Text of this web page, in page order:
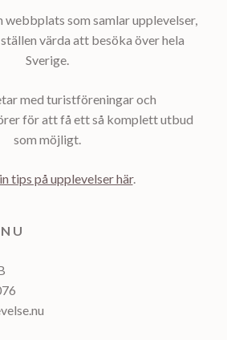
webbplats som samlar upplevelser,
värda att besöka över hela
Sverige.
med turistföreningar och
för att få ett så komplett utbud
som möjligt.
tips på upplevelser här.